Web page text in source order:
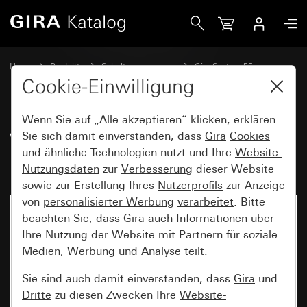
Home Produkte Schalterprogramme
Gira System 55
Wippensets für Bussysteme
Wippenset 2fach Plus
beschreibbar System 55
Cookie-Einwilligung
Wenn Sie auf „Alle akzeptieren“ klicken, erklären
Sie sich damit einverstanden, dass Gira Cookies
und ähnliche Technologien nutzt und Ihre Website-
Nutzungsdaten zur Verbesserung dieser Website
sowie zur Erstellung Ihres Nutzerprofils zur Anzeige
von personalisierter Werbung verarbeitet. Bitte
beachten Sie, dass Gira auch Informationen über
Ihre Nutzung der Website mit Partnern für soziale
Medien, Werbung und Analyse teilt.
Sie sind auch damit einverstanden, dass Gira und
Dritte zu diesen Zwecken Ihre Website-